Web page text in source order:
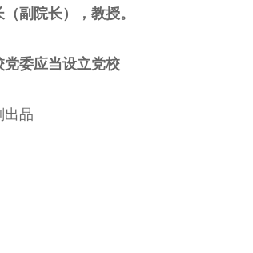
副院长），教授。
委应当设立党校
出品